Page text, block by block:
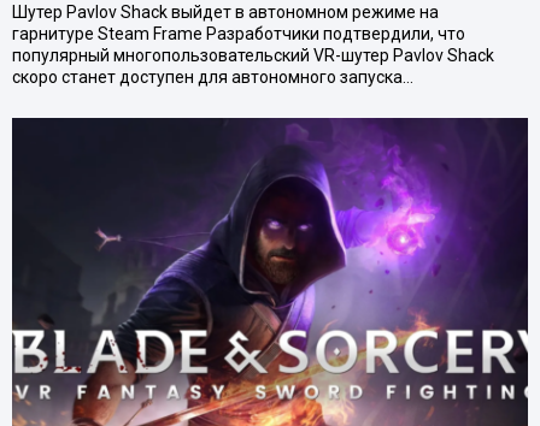
Шутер Pavlov Shack выйдет в автономном режиме на
гарнитуре Steam Frame Разработчики подтвердили, что
популярный многопользовательский VR-шутер Pavlov Shack
скоро станет доступен для автономного запуска…